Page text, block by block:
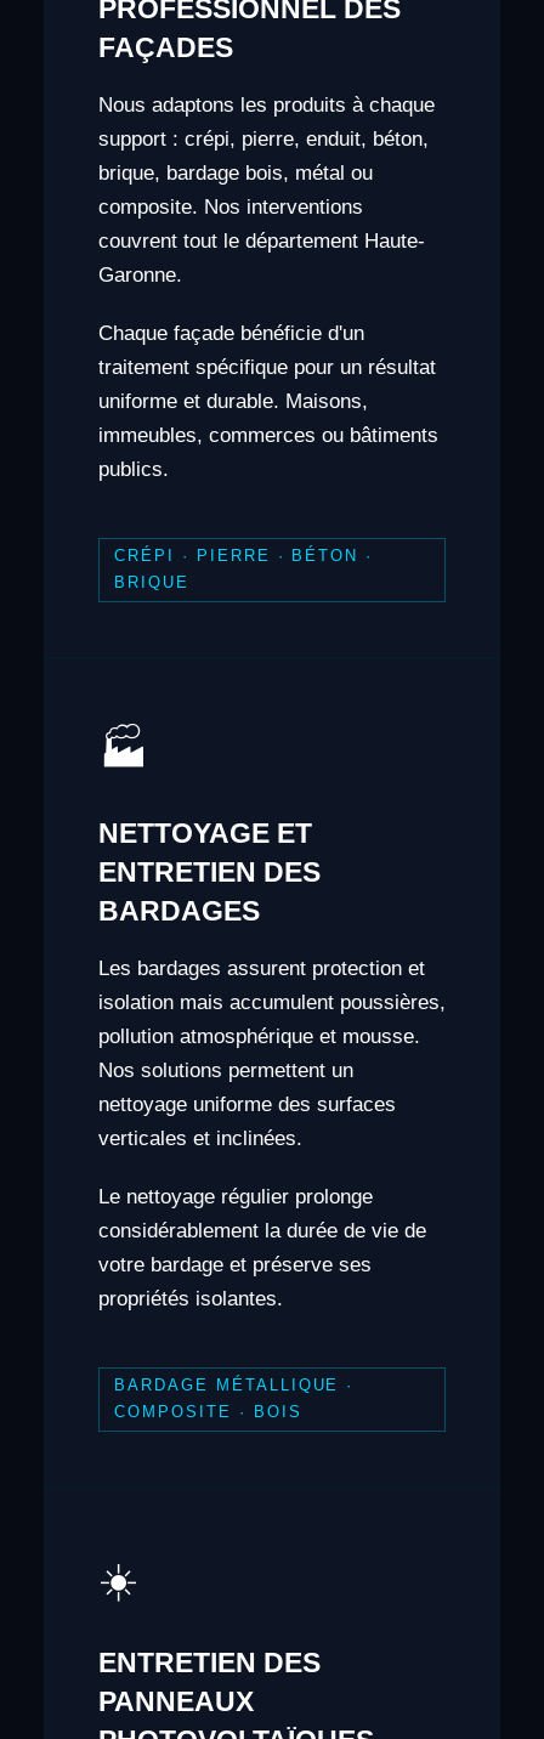
PROFESSIONNEL DES
FAÇADES
Nous adaptons les produits à chaque
support : crépi, pierre, enduit, béton,
brique, bardage bois, métal ou
composite. Nos interventions
couvrent tout le département Haute-
Garonne.
Chaque façade bénéficie d'un
traitement spécifique pour un résultat
uniforme et durable. Maisons,
immeubles, commerces ou bâtiments
publics.
CRÉPI · PIERRE · BÉTON ·
BRIQUE
🏭
NETTOYAGE ET
ENTRETIEN DES
BARDAGES
Les bardages assurent protection et
isolation mais accumulent poussières,
pollution atmosphérique et mousse.
Nos solutions permettent un
nettoyage uniforme des surfaces
verticales et inclinées.
Le nettoyage régulier prolonge
considérablement la durée de vie de
votre bardage et préserve ses
propriétés isolantes.
BARDAGE MÉTALLIQUE ·
COMPOSITE · BOIS
☀️
ENTRETIEN DES
PANNEAUX